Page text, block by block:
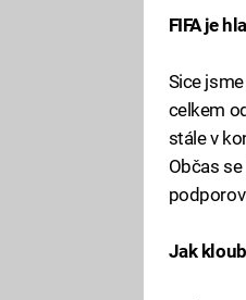
FIFA je
Sice
celkem
stále v
Občas
Jak